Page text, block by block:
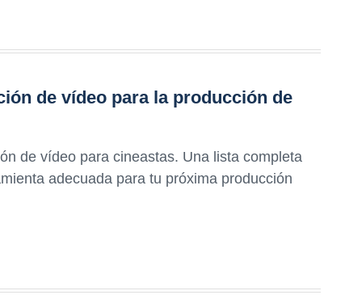
de vídeo para la producción de
de vídeo para cineastas. Una lista completa
adecuada para tu próxima producción